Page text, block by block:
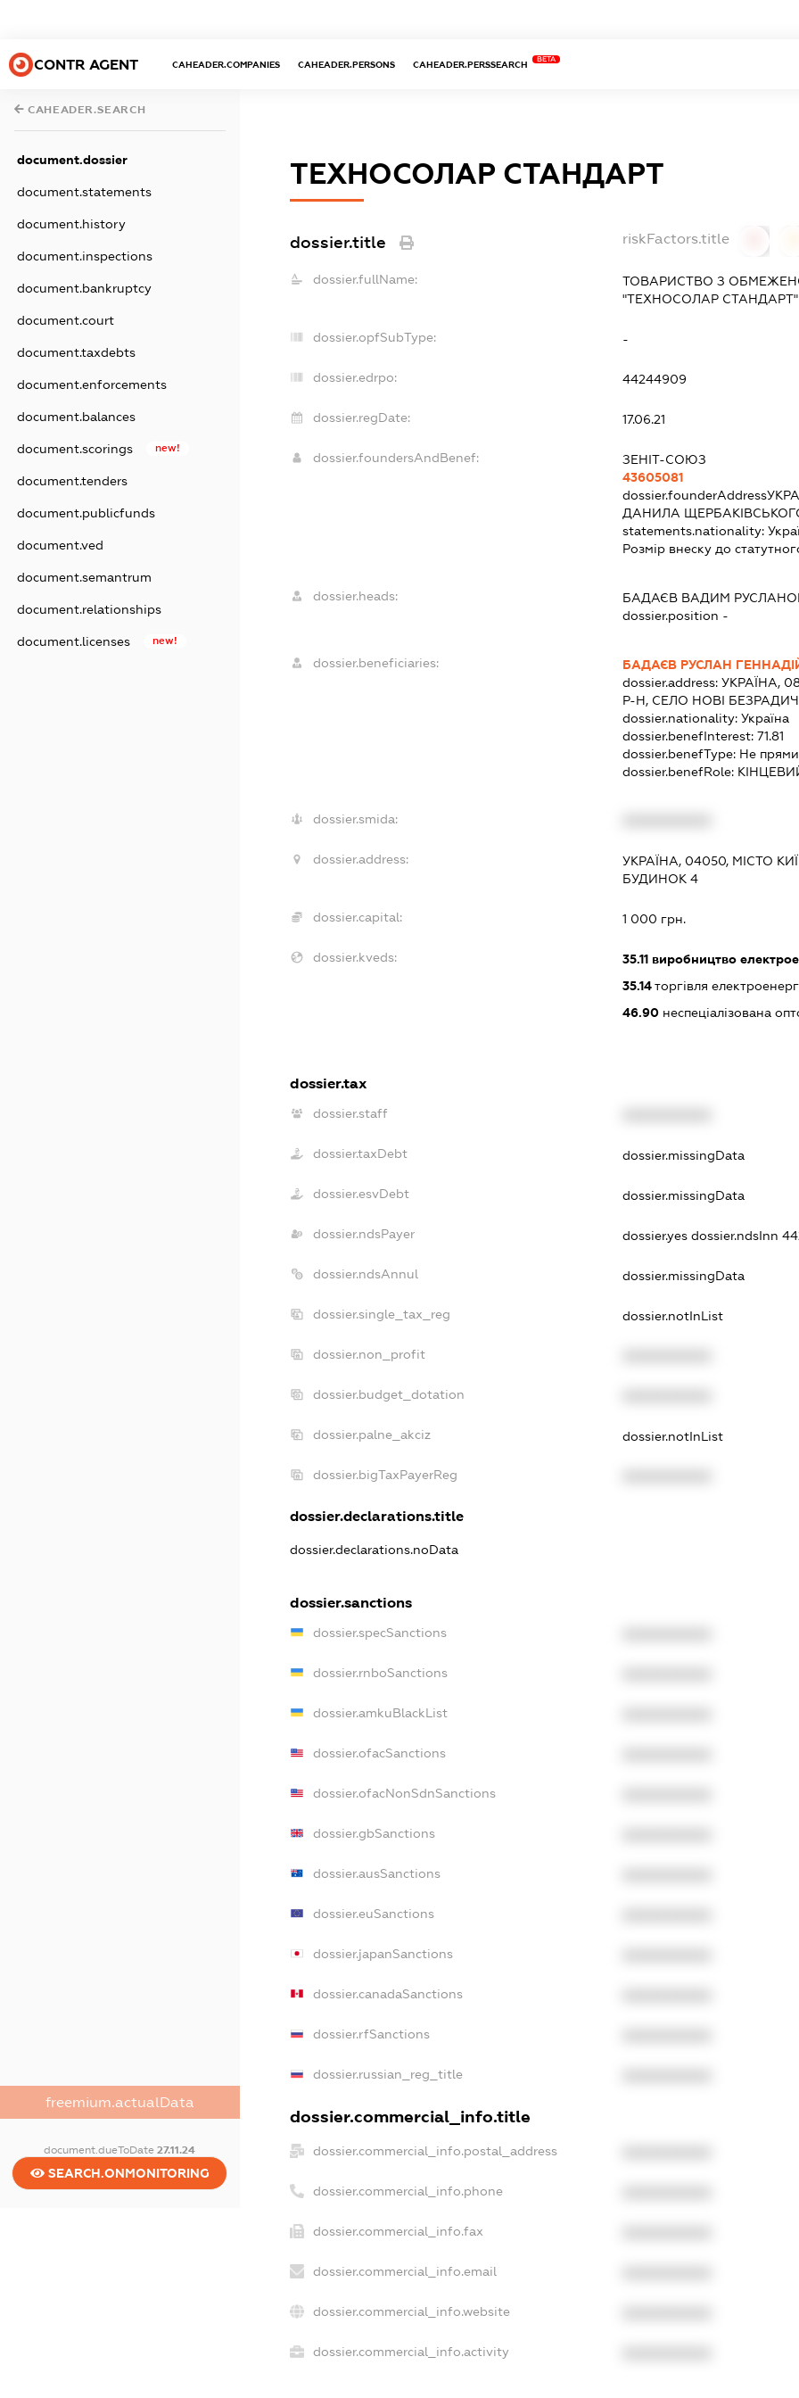
CONTR AGENT CAHEADER.COMPANIES CAHEADER.PERSONS CAHEADER.PERSSEARCH
BETA
CAHEADER.SEARCH
document.dossier
document.statements
document.history
document.inspections
document.bankruptcy
document.court
document.taxdebts
document.enforcements
document.balances
document.scorings new!
document.tenders
document.publicfunds
document.ved
document.semantrum
document.relationships
document.licenses new!
freemium.actualData
document.dueToDate27.11.24
SEARCH.ONMONITORING
ТЕХНОСОЛАР СТАНДАРТ
dossier.title riskFactors.title
dossier.fullName:
ТОВАРИСТВО З
"ТЕХНОСОЛАР СТАНДАРТ"
dossier.opfSubType: -
dossier.edrpo: 44244909
dossier.regDate: 17.06.21
dossier.foundersAndBenef:
ЗЕНІТ-СОЮЗ
43605081
dossier.founderAddress
ДАНИЛА
statements.nationality:
Розмір внеску до
dossier.heads: БАДАЄВ ВАДИМ
dossier.position -
dossier.beneficiaries:
БАДАЄВ РУСЛАН
dossier.address: УКРАЇНА,
Р-Н, СЕЛО НОВІ
dossier.nationality: Україна
dossier.benefInterest: 71.81
dossier.benefType: Не
dossier.benefRole:
dossier.smida:
dossier.address:
УКРАЇНА, 04050, МІСТО
БУДИНОК 4
dossier.capital: 1 000 грн.
dossier.kveds: 35.11виробництво
35.14торгівля
46.90неспеціалізована
dossier.tax
dossier.staff
dossier.taxDebt dossier.missingData
dossier.esvDebt dossier.missingData
dossier.ndsPayer dossier.yes dossier.ndsInn
dossier.ndsAnnul dossier.missingData
dossier.single_tax_reg dossier.notInList
dossier.non_profit
dossier.budget_dotation
dossier.palne_akciz dossier.notInList
dossier.bigTaxPayerReg
dossier.declarations.title
dossier.declarations.noData
dossier.sanctions
dossier.specSanctions
dossier.rnboSanctions
dossier.amkuBlackList
dossier.ofacSanctions
dossier.ofacNonSdnSanctions
dossier.gbSanctions
dossier.ausSanctions
dossier.euSanctions
dossier.japanSanctions
dossier.canadaSanctions
dossier.rfSanctions
dossier.russian_reg_title
dossier.commercial_info.title
dossier.commercial_info.postal_address
dossier.commercial_info.phone
dossier.commercial_info.fax
dossier.commercial_info.email
dossier.commercial_info.website
dossier.commercial_info.activity